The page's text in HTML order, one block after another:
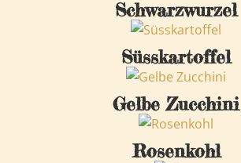
Schwarzwurzel
Süsskartoffel
Gelbe Zucchini
Rosenkohl